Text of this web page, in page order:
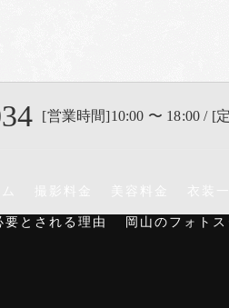
[営業時間]10:00 〜 18:00 / [
要とされる理由 岡山のフォト